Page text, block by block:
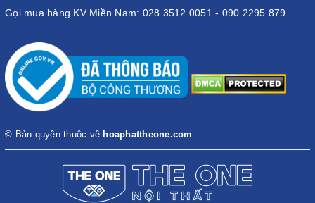
Gọi mua hàng KV Miền Nam: 028.3512.0051 - 090.2295.879
© Bản quyền thuộc về hoaphattheone.com